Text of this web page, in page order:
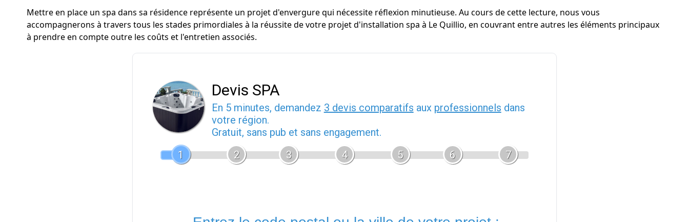
Mettre en place un spa dans sa résidence représente un projet d'envergure qui nécessite réflexion minutieuse. Au cours de cette lecture, nous vous
accompagnerons à travers tous les stades primordiales à la réussite de votre projet d'installation spa à Le Quillio, en couvrant entre autres les éléments principaux
à prendre en compte outre les coûts et l'entretien associés.
Devis SPA
En 5 minutes, demandez 3 devis comparatifs aux professionnels dans
votre région.
Gratuit, sans pub et sans engagement.
1
2 3 4 5 6 7